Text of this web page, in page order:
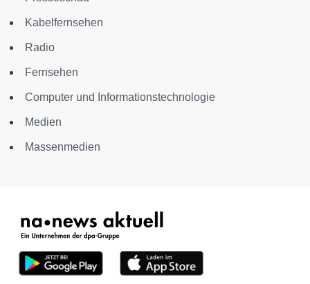
Kabelfernsehen
Radio
Fernsehen
Computer und Informationstechnologie
Medien
Massenmedien